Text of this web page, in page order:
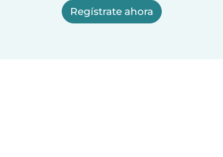
Regístrate ahora